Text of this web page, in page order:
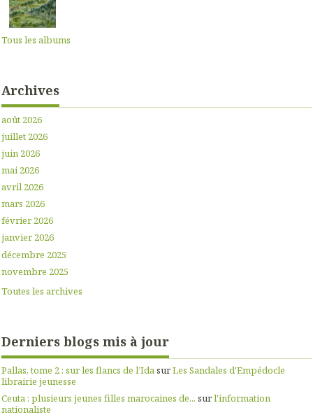
Tous les albums
Archives
août 2026
juillet 2026
juin 2026
mai 2026
avril 2026
mars 2026
février 2026
janvier 2026
décembre 2025
novembre 2025
Toutes les archives
Derniers blogs mis à jour
Pallas, tome 2 : sur les flancs de l’IdasurLes Sandales d'Empédocle
librairie jeunesse
Ceuta : plusieurs jeunes filles marocaines de... surl'information
nationaliste